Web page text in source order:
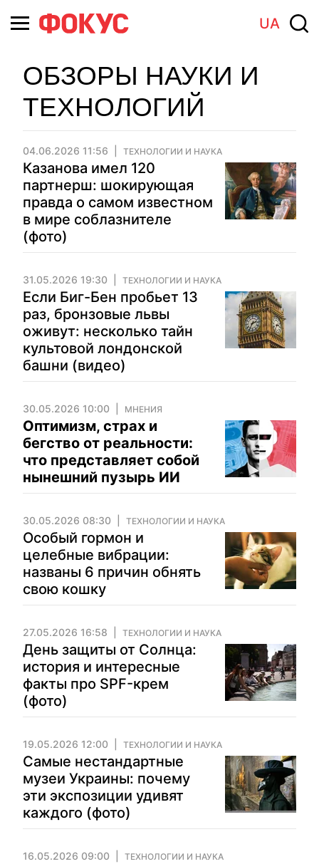
UA
ОБЗОРЫ НАУКИ И
ТЕХНОЛОГИЙ
04.06.2026 11:56 ТЕХНОЛОГИИ И НАУКА
Казанова имел 120
партнерш: шокирующая
правда о самом известном
в мире соблазнителе
(фото)
31.05.2026 19:30 ТЕХНОЛОГИИ И НАУКА
Если Биг-Бен пробьет 13
раз, бронзовые львы
оживут: несколько тайн
культовой лондонской
башни (видео)
30.05.2026 10:00 МНЕНИЯ
Оптимизм, страх и
бегство от реальности:
что представляет собой
нынешний пузырь ИИ
30.05.2026 08:30 ТЕХНОЛОГИИ И НАУКА
Особый гормон и
целебные вибрации:
названы 6 причин обнять
свою кошку
27.05.2026 16:58 ТЕХНОЛОГИИ И НАУКА
День защиты от Солнца:
история и интересные
факты про SPF-крем
(фото)
19.05.2026 12:00 ТЕХНОЛОГИИ И НАУКА
Самые нестандартные
музеи Украины: почему
эти экспозиции удивят
каждого (фото)
16.05.2026 09:00 ТЕХНОЛОГИИ И НАУКА